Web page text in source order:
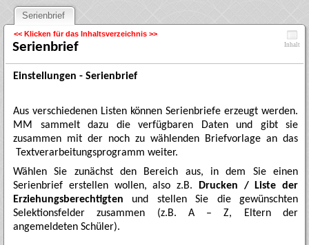
Serienbrief
<< Klicken für das Inhaltsverzeichnis >>
Serienbrief Inhalt
Einstellungen - Serienbrief
Aus verschiedenen Listen können Serienbriefe erzeugt werden.
MM sammelt dazu die verfügbaren Daten und gibt sie
zusammen mit der noch zu wählenden Briefvorlage an das
Textverarbeitungsprogramm weiter.
Wählen Sie zunächst den Bereich aus, in dem Sie einen
Serienbrief erstellen wollen, also z.B.
Drucken / Liste der
Erziehungsberechtigten und stellen Sie die gewünschten
Selektionsfelder zusammen (z.B. A – Z, Eltern der
angemeldeten Schüler).